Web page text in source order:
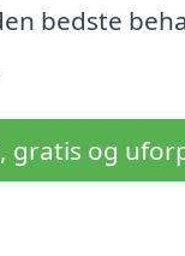
bedste
gratis og